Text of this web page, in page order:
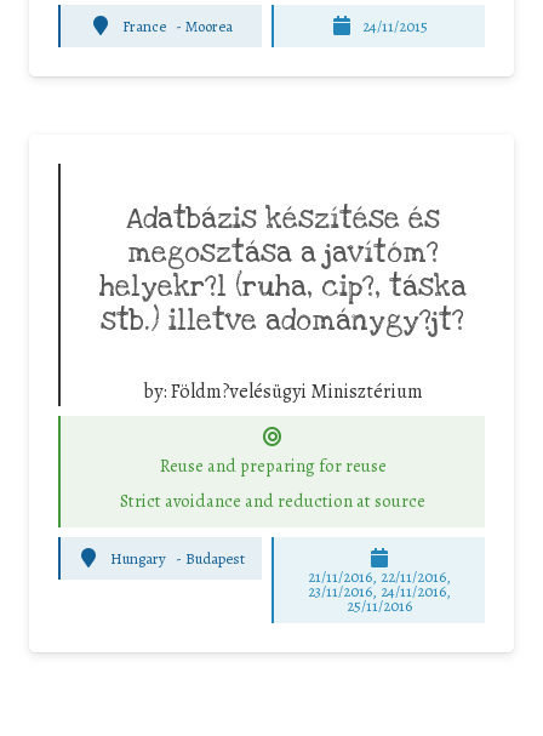
France - Moorea 24/11/2015
Adatbázis készítése és
megosztása a javítóm?
helyekr?l (ruha, cip?, táska
stb.) illetve adománygy?jt?
by:Földm?velésügyi Minisztérium
Reuse and preparing for reuse
Strict avoidance and reduction at source
Hungary - Budapest
21/11/2016, 22/11/2016,
23/11/2016, 24/11/2016,
25/11/2016